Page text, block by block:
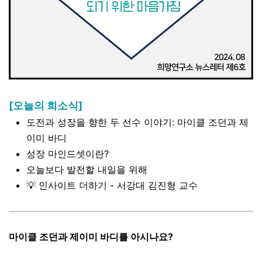
[오늘의 희소식]
도전과 성장을 향한 두 선수 이야기: 마이클 조던과 제
이미 바디
성장 마인드셋이란?
오늘보다 발전할 내일을 위해
💡 인사이트 더하기 - 서강대 김진형 교수
마이클 조던과 제이미 바디를 아시나요?